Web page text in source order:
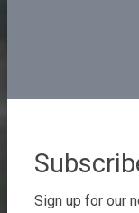
Sign up for our